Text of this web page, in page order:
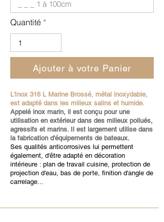
Quantité
Ajouter à votre Panier
L'Inox 316 L Marine Brossé, métal inoxydable,
est adapté dans les milieux salins et humide.
Appelé inox marin, il est conçu pour une
utilisation en extérieur dans des milieux pollués,
agressifs et marins. Il est largement utilise dans
la fabrication d'équipements de bateaux.
Ses qualités anticorrosives lui permettent
également, d'être adapté en décoration
intérieure : plan de travail cuisine, protection de
projection d'eau, bas de porte, finition d'angle de
carrelage...